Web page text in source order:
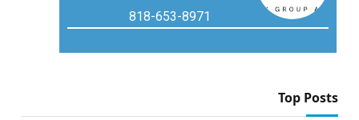
818-653-8971
Top Posts